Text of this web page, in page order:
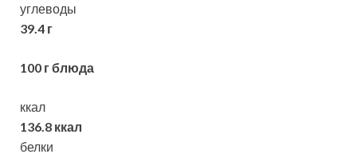
углеводы
39.4 г
100 г блюда
ккал
136.8 ккал
белки